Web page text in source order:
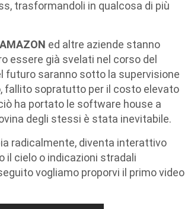
trasformandoli in qualcosa di più
AMAZON ed altre aziende stanno
essere già svelati nel corso del
futuro saranno sotto la supervisione
fallito sopratutto per il costo elevato
ha portato le software house a
degli stessi è stata inevitabile.
radicalmente, diventa interattivo
il cielo o indicazioni stradali
vogliamo proporvi il primo video